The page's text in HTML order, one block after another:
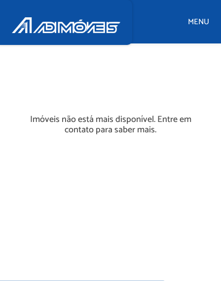
MENU
Imóveis não está mais disponível. Entre em
contato para saber mais.